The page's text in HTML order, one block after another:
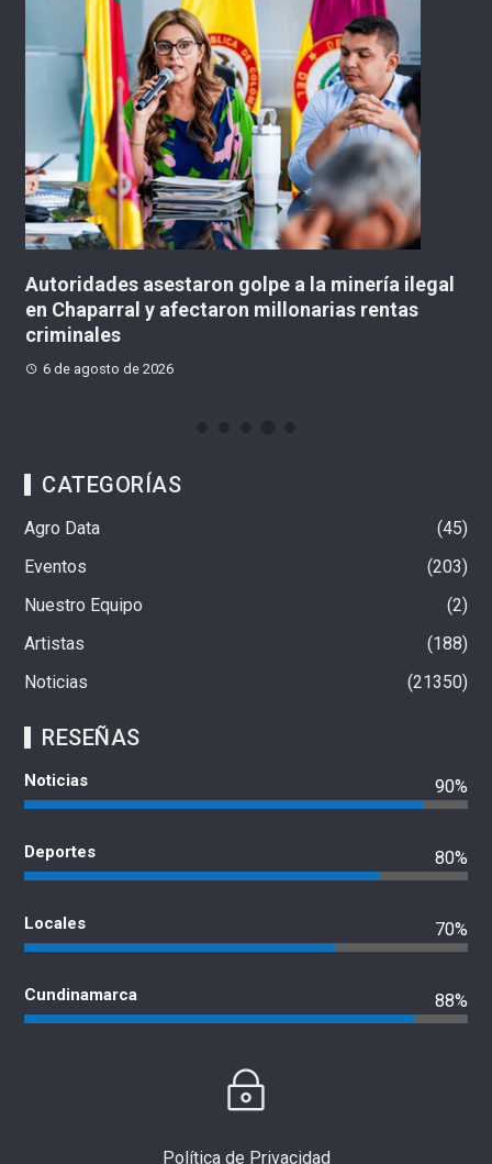
Autoridades asestaron golpe a la minería ilegal
en Chaparral y afectaron millonarias rentas
criminales
6 de agosto de 2026
CATEGORÍAS
Agro Data
45
Eventos
203
Nuestro Equipo
2
Artistas
188
Noticias
21350
RESEÑAS
Noticias 90%
Deportes 80%
Locales 70%
Cundinamarca 88%
Política de Privacidad